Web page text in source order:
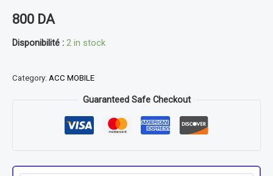
800 DA
Disponibilité : 2 in stock
Category: ACC MOBILE
Guaranteed Safe Checkout